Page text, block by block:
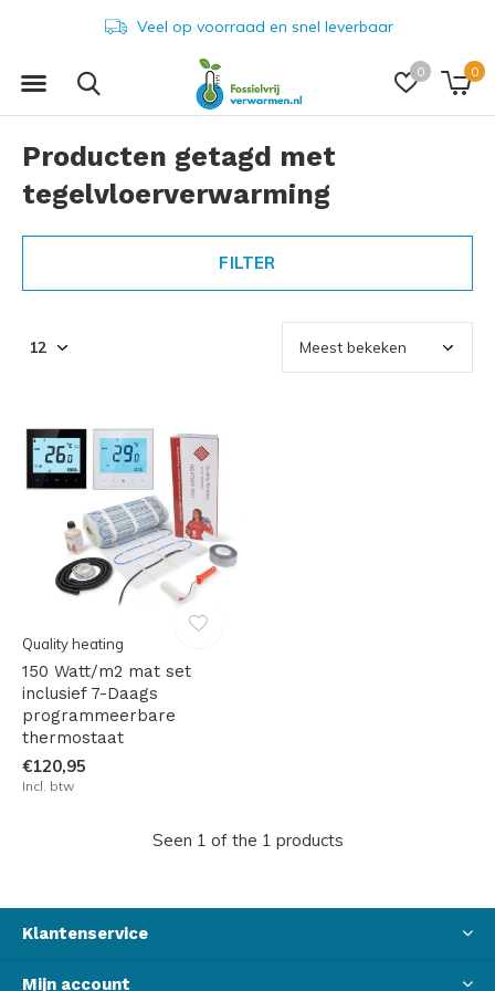
0 0
Veel op voorraad en snel leverbaar
Producten getagd met
tegelvloerverwarming
FILTER
Quality heating
150 Watt/m2 mat set
inclusief 7-Daags
programmeerbare
thermostaat
€120,95
Incl. btw
Seen 1 of the 1 products
Klantenservice
Mijn account